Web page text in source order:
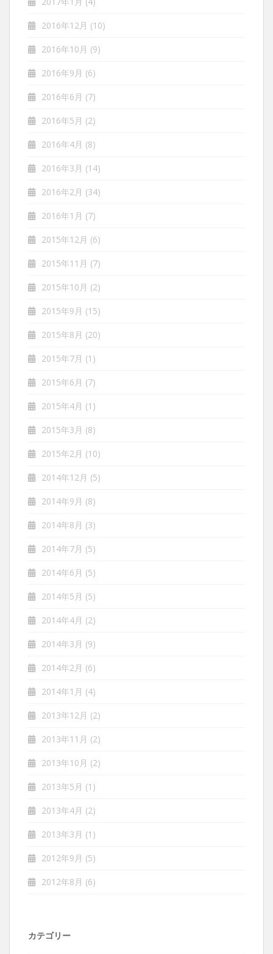
2016年12月 (10)
2016年10月 (9)
2016年9月 (6)
2016年6月 (7)
2016年5月 (2)
2016年4月 (8)
2016年3月 (14)
2016年2月 (34)
2016年1月 (7)
2015年12月 (6)
2015年11月 (7)
2015年10月 (2)
2015年9月 (15)
2015年8月 (20)
2015年7月 (1)
2015年6月 (7)
2015年4月 (1)
2015年3月 (8)
2015年2月 (10)
2014年12月 (5)
2014年9月 (8)
2014年8月 (3)
2014年7月 (5)
2014年6月 (5)
2014年5月 (5)
2014年4月 (2)
2014年3月 (9)
2014年2月 (6)
2014年1月 (4)
2013年12月 (2)
2013年11月 (2)
2013年10月 (2)
2013年5月 (1)
2013年4月 (2)
2013年3月 (1)
2012年9月 (5)
2012年8月 (6)
カテゴリー